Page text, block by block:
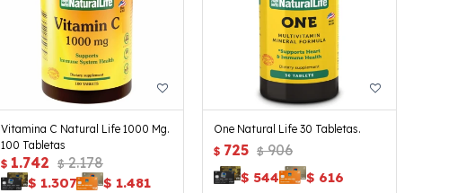
Vitamina C Natural Life 1000 Mg.
100 Tabletas
$ 1.742 $ 2.178
$ 1.307 $ 1.481
One Natural Life 30 Tabletas.
$ 725 $ 906
$ 544 $ 616